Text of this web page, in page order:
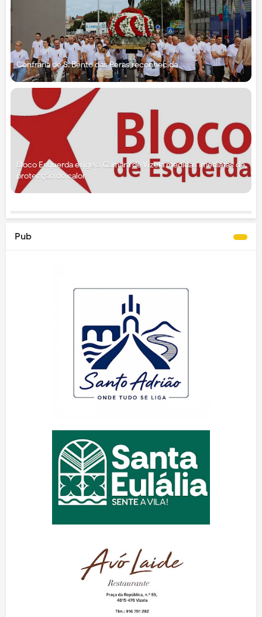
Confraria de S. Bento das Peras reconhecida
Bloco Esquerda exige à Câmara de Vizela medidas imediatas de
protecção do calor
Pub